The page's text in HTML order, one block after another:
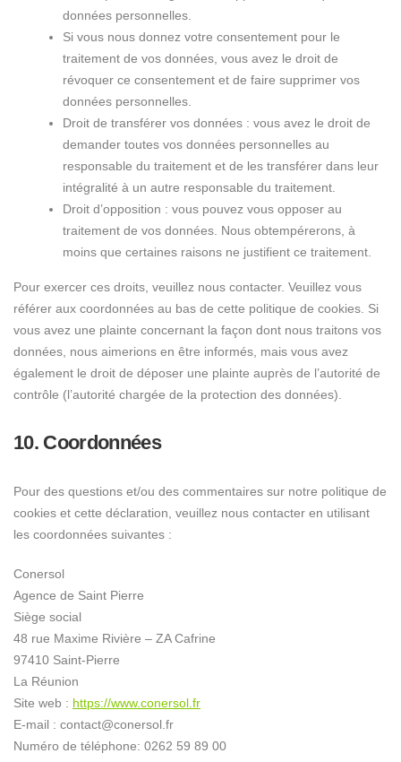
données personnelles.
Si vous nous donnez votre consentement pour le
traitement de vos données, vous avez le droit de
révoquer ce consentement et de faire supprimer vos
données personnelles.
Droit de transférer vos données : vous avez le droit de
demander toutes vos données personnelles au
responsable du traitement et de les transférer dans leur
intégralité à un autre responsable du traitement.
Droit d’opposition : vous pouvez vous opposer au
traitement de vos données. Nous obtempérerons, à
moins que certaines raisons ne justifient ce traitement.
Pour exercer ces droits, veuillez nous contacter. Veuillez vous
référer aux coordonnées au bas de cette politique de cookies. Si
vous avez une plainte concernant la façon dont nous traitons vos
données, nous aimerions en être informés, mais vous avez
également le droit de déposer une plainte auprès de l’autorité de
contrôle (l’autorité chargée de la protection des données).
10. Coordonnées
Pour des questions et/ou des commentaires sur notre politique de
cookies et cette déclaration, veuillez nous contacter en utilisant
les coordonnées suivantes :
Conersol
Agence de Saint Pierre
Siège social
48 rue Maxime Rivière – ZA Cafrine
97410 Saint-Pierre
La Réunion
Site web : https://www.conersol.fr
E-mail : contact@conersol.fr
Numéro de téléphone: 0262 59 89 00